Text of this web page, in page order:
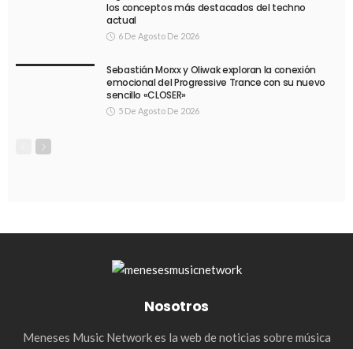
los conceptos más destacados del techno
actual
6 De Agosto De 2026
Sebastián Morxx y Oliwak exploran la conexión
emocional del Progressive Trance con su nuevo
sencillo «CLOSER»
5 De Agosto De 2026
Nosotros
Meneses Music Network es la web de noticias sobre música